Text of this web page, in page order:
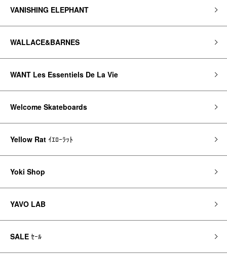
VANISHING ELEPHANT
WALLACE&BARNES
WANT Les Essentiels De La Vie
Welcome Skateboards
Yellow Rat ｲｴﾛｰﾗｯﾄ
Yoki Shop
YAVO LAB
SALE ｾｰﾙ